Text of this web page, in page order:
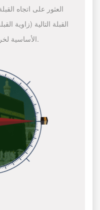
العثور على اتجاه
القبلة التالية (زاوية
الأساسية لخرائط جوجل للعثور على اتجاه القبلة.